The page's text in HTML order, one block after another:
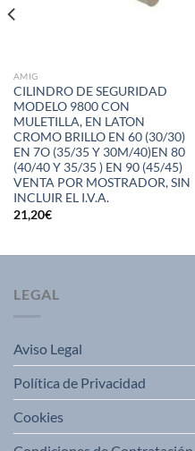
AMIG
CILINDRO DE SEGURIDAD
MODELO 9800 CON
MULETILLA, EN LATON
CROMO BRILLO EN 60 (30/30)
EN 7O (35/35 Y 30M/40)EN 80
(40/40 Y 35/35 ) EN 90 (45/45)
VENTA POR MOSTRADOR, SIN
INCLUIR EL I.V.A.
21,20€
LEGAL
Aviso Legal
Política de Privacidad
Cookies